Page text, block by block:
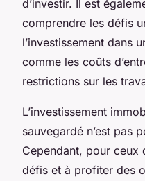
d’investir. Il est
comprendre les défis
l’investissement dans
comme les coûts
restrictions sur les
L’investissement
sauvegardé n’est pas
Cependant, pour ceux
défis et à profiter des